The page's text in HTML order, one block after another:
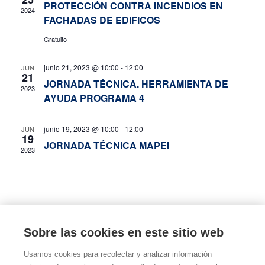
2024
PROTECCIÓN CONTRA INCENDIOS EN
FACHADAS DE EDIFICOS
Gratuito
JUN
21
2023
junio 21, 2023 @ 10:00 - 12:00
JORNADA TÉCNICA. HERRAMIENTA DE
AYUDA PROGRAMA 4
JUN
19
2023
junio 19, 2023 @ 10:00 - 12:00
JORNADA TÉCNICA MAPEI
ORCLM Agentes Gestores Ayudas Red Oficinas
Sobre las cookies en este sitio web
Usamos cookies para recolectar y analizar información